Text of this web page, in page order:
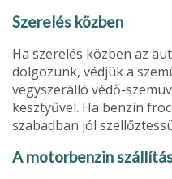
Szerelés közben
Ha szerelés közben az
dolgozunk, védjük a
vegyszerálló védő-
kesztyűvel. Ha benzin
szabadban jól
A motorbenzin